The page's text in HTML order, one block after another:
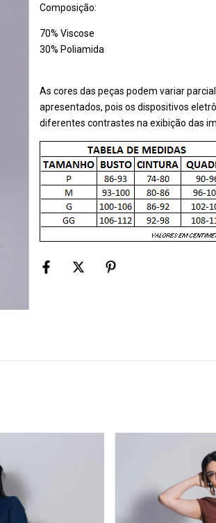
Composição:
70% Viscose
30% Poliamida
As cores das peças podem variar
apresentados, pois os dispositivos
diferentes contrastes na exibição das